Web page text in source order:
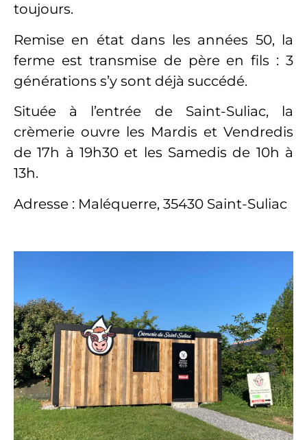
toujours.
Remise en état dans les années 50, la
ferme est transmise de père en fils : 3
générations s’y sont déjà succédé.
Située à l’entrée de Saint-Suliac, la
crèmerie ouvre les Mardis et Vendredis
de 17h à 19h30 et les Samedis de 10h à
13h.
Adresse : Maléquerre, 35430 Saint-Suliac